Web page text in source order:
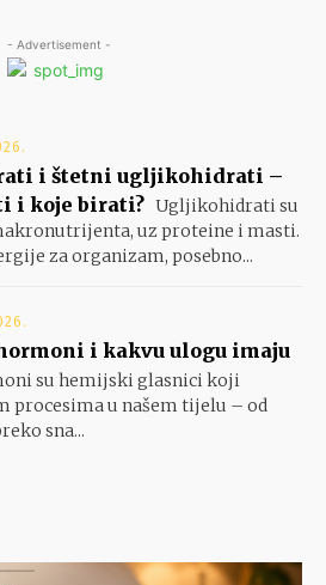
- Advertisement -
i štetni ugljikohidrati –
i koje birati? Ugljikohidrati su
uz proteine i masti.
za organizam, posebno...
i kakvu ulogu imaju
su hemijski glasnici koji
procesima u našem tijelu – od
sna...